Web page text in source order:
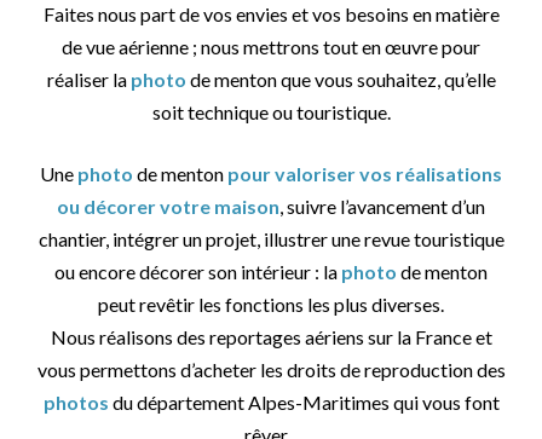
Faites nous part de vos envies et vos besoins en matière
de vue aérienne ; nous mettrons tout en œuvre pour
réaliser la photo de menton que vous souhaitez, qu’elle
soit technique ou touristique.
Une photo de menton pour valoriser vos réalisations
ou décorer votre maison, suivre l’avancement d’un
chantier, intégrer un projet, illustrer une revue touristique
ou encore décorer son intérieur : la photo de menton
peut revêtir les fonctions les plus diverses.
Nous réalisons des reportages aériens sur la France et
vous permettons d’acheter les droits de reproduction des
photos du département Alpes-Maritimes qui vous font